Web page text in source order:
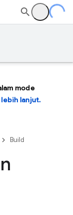
mode
lanjut.
Build